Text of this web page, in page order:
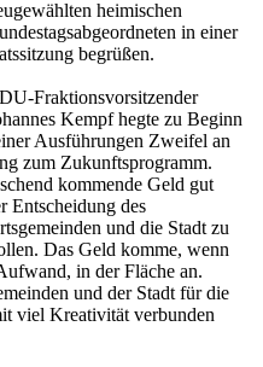
heimischen
in einer
begrüßen.
Fraktionsvorsitzender
Kempf hegte zu Beginn
Ausführungen Zweifel an
zum Zukunftsprogramm.
kommende Geld gut
Entscheidung des
und die Stadt zu
Das Geld komme, wenn
in der Fläche an.
und der Stadt für die
viel Kreativität verbunden